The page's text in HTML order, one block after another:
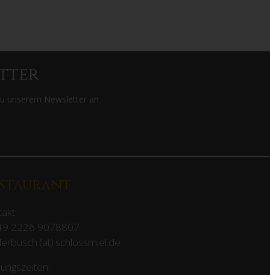
unserem Newsletter an
2226 9078807
(at) schlossmiel.de